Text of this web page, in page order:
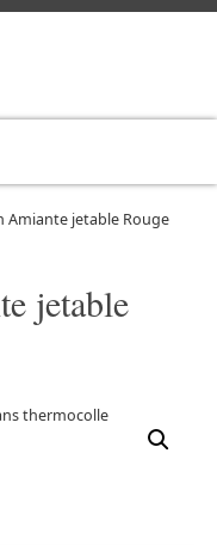
Amiante jetable Rouge
jetable